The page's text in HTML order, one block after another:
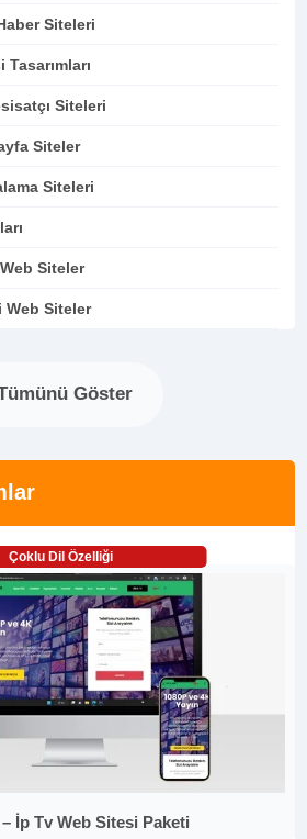
Siteleri
Siteleri
Siteler
Siteleri
Siteler
Web Siteler
Göster
Çoklu Dil Özelliği
İp Tv Web Sitesi Paketi